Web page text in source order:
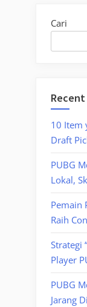
Cari
10 Item
Draft
PUBG
Lokal,
Pemain
Raih
Strategi
Player
PUBG
Jarang